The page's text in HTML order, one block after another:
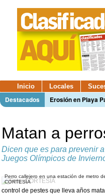
Inicio Locales
Destacados Erosión en Playa
Matan a
Dicen que es para prevenir
Juegos Olímpicos de
Perro callejero en una estación de metro
CORTESÍA
control de pestes que lleva años